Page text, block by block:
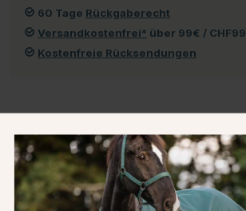
60 Tage Rückgaberecht
Versandkostenfrei* über 99€ / CHF99
Kostenfreie Rücksendungen
Produktinformationen
Über die Marke
Kundenbewertungen